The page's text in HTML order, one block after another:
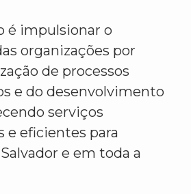
é impulsionar o
organizações por
de processos
e do desenvolvimento
serviços
e eficientes para
e em toda a